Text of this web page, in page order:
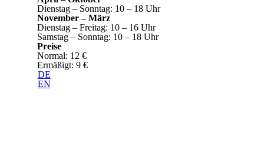
Dienstag – Sonntag: 10 – 18 Uhr
November – März
Dienstag – Freitag: 10 – 16 Uhr
Samstag – Sonntag: 10 – 18 Uhr
Preise
Normal: 12 €
Ermäßigt: 9 €
DE
EN